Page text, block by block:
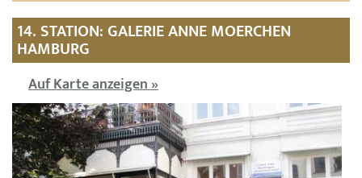
14. STATION: GALERIE ANNE MOERCHEN
HAMBURG
Auf Karte anzeigen »